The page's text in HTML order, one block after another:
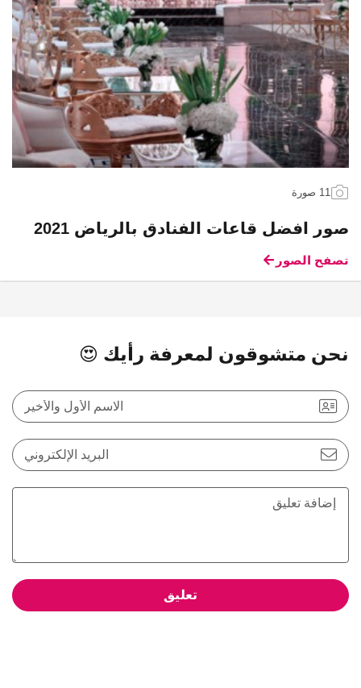
11 صورة
صور افضل قاعات الفنادق بالرياض 2021
تصفح الصور
نحن متشوقون لمعرفة رأيك 😍
الاسم الأول والأخير
البريد الإلكتروني
تعليق